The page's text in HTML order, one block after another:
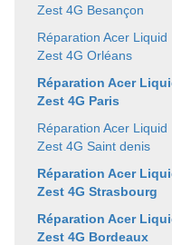
Zest 4G Besançon
Réparation Acer Liquid
Zest 4G Orléans
Réparation Acer
Zest 4G Paris
Réparation Acer Liquid
Zest 4G Saint denis
Réparation Acer
Zest 4G Strasbourg
Réparation Acer
Zest 4G Bordeaux